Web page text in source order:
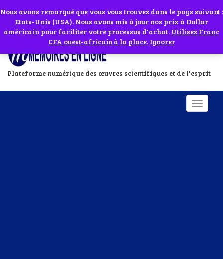
Abonnes toi à notre chaîne WhatsApp en cliquant sur l'icône en face
Plateforme numérique des œuvres scientifiques et de l'esprit
Si vous avez besoin d'assistance Contactez-nous par WhatsApp au
+229 01 95 33 60 26Ignorer
Nous avons remarqué que vous vous trouvez dans le pays suivant :
Etats-Unis (USA). Nous avons mis à jour nos prix à Dollar
américain pour faciliter votre processus d'achat. Utilisez Franc
CFA ouest-africain à la place. Ignorer